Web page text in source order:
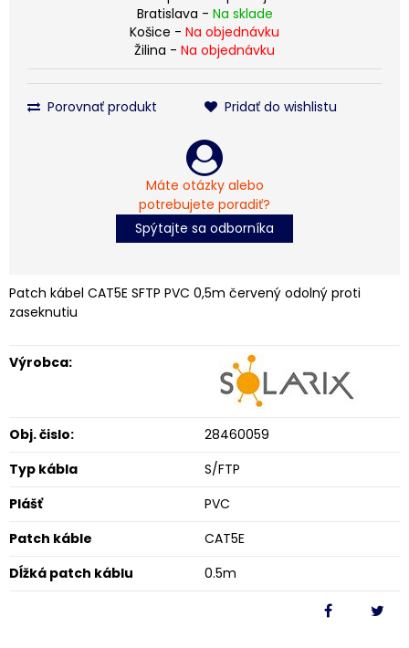
Bratislava - Na sklade
Košice - Na objednávku
Žilina - Na objednávku
Porovnať produkt Pridať do wishlistu
Máte otázky alebo
potrebujete poradiť?
Spýtajte sa odborníka
Patch kábel CAT5E SFTP PVC 0,5m červený odolný proti
zaseknutiu
Výrobca:
Obj. čislo:
28460059
Typ kábla
S/FTP
Plášť
PVC
Patch káble
CAT5E
Dĺžká patch káblu
0.5m